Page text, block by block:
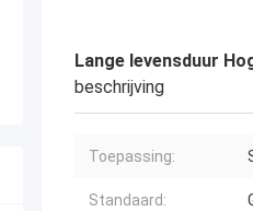
Lange levensduur
beschrijving
Toepassing:
Standaard: